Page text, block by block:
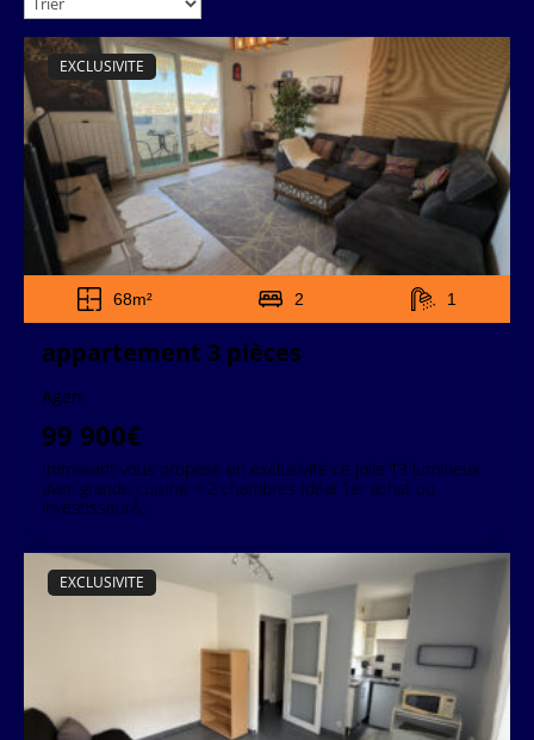
EXCLUSIVITE
68m² 2 1
appartement 3 pièces
Agen
99 900€
Immovant vous propose en exclusivité ce jolie T3 lumineux
avec grande cuisine + 2 chambres Idéal 1er achat ou
investisseurÀ...
EXCLUSIVITE